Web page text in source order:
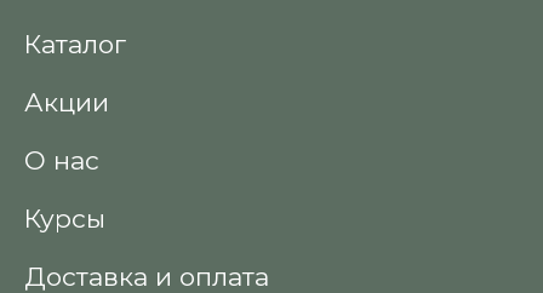
Каталог
Акции
О нас
Курсы
Доставка и оплата